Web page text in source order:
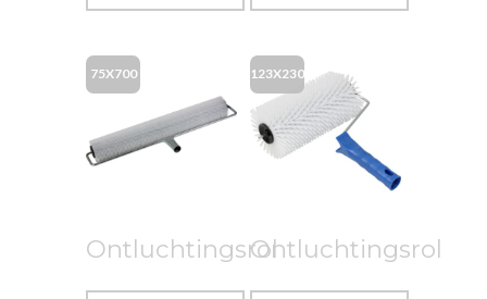
Ontluchtingsrol
75X700
Ontluchtingsrol
123X230